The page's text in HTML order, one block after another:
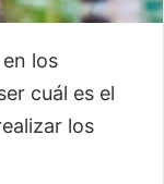
los
cuál es el
los